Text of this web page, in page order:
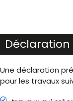
Une déclaration
pour les travaux